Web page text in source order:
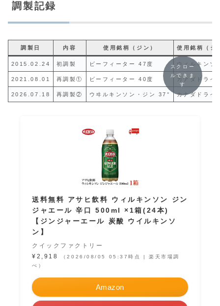
調製記録
調製日 内容 使用銘柄（ジン） 使用銘柄（ジ
2015.02.24 初調製 ビーフィーター 47度 ウィルキンソ
2021.08.01 再調製① ビーフィーター 40度 カナダドライ
2026.07.18 再調製② ウヰルキンソン・ジン 37° カナダドライ
スクロー
ルできま
す
送料無料 アサヒ飲料 ウィルキンソン ジン
ジャエール 辛口 500ml ×1箱(24本)
【ジンジャーエール 炭酸 ウイルキンソ
ン】
クイックファクトリー
¥2,918
（2026/08/05 05:37時点 | 楽天市場調
べ）
Amazon